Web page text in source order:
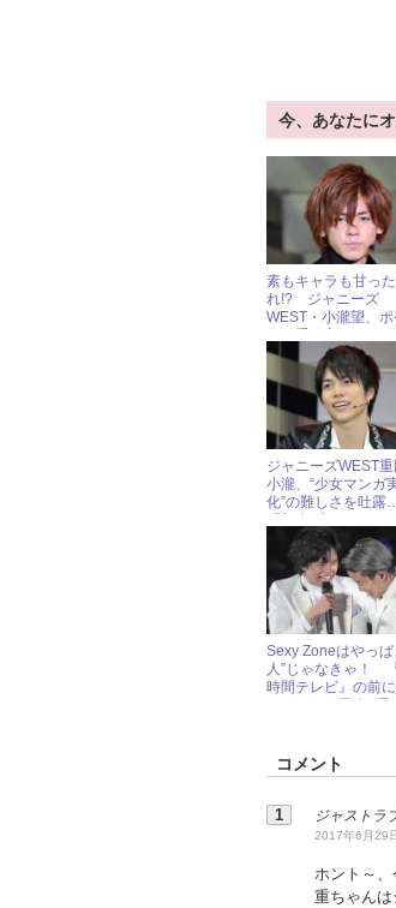
今、あなたに
素もキャラも甘った
れ!? ジャニーズ
WEST・小瀧望、ポ
収録
ジャニーズWEST重
小瀧、“少女マンガ
化”の難しさを吐
す」
Sexy Zoneはやっぱ
人”じゃなきゃ！
時間テレビ』の前
コメント
ジャストラ
2017年6月29
ホント～
重ちゃんは